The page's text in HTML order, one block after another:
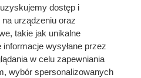
po Tchibo Exclusive.
kilogramowa kawa kosztuje
Sprawdź warunki promocji i
dostęp i
urządzeniu oraz
takie jak unikalne
wysyłane przez
w celu zapewniania
wybór spersonalizowanych